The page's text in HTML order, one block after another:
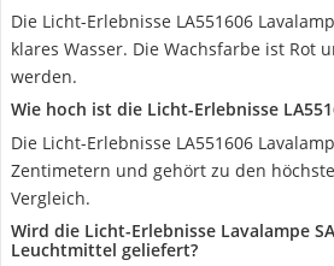
Die Licht-Erlebnisse LA551606
klares Wasser. Die Wachsfarbe ist Rot
werden.
Wie hoch ist die Licht-Erlebnisse
Die Licht-Erlebnisse LA551606
Zentimetern und gehört zu den
Vergleich.
Wird die Licht-Erlebnisse Lavalampe
Leuchtmittel geliefert?